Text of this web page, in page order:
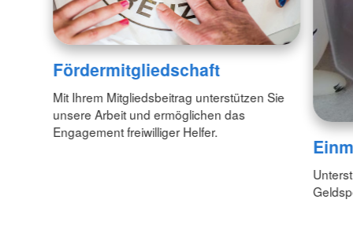
Fördermitgliedschaft
Mit Ihrem Mitgliedsbeitrag unterstützen Sie
unsere Arbeit und ermöglichen das
Engagement freiwilliger Helfer.